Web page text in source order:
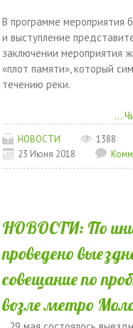
В программе мероприятия
и выступление
заключении мероприятия
«плот памяти», который
течению реки.
...
НОВОСТИ 1388
23 Июня 2018
НОВОСТИ: По
проведено
совещание по
возле метро